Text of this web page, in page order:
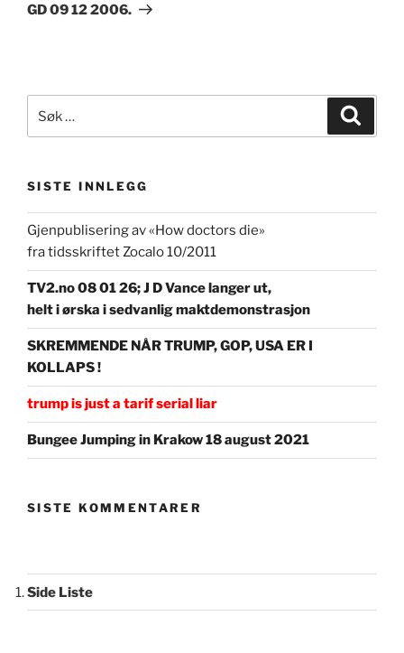
GD 09 12 2006.
etter:
SISTE INNLEGG
Gjenpublisering av «How doctors die»
fra tidsskriftet Zocalo 10/2011
TV2.no 08 01 26; J D Vance langer ut,
helt i ørska i sedvanlig maktdemonstrasjon
SKREMMENDE NÅR TRUMP, GOP, USA ER I
KOLLAPS !
trump is just a tarif serial liar
Bungee Jumping in Krakow 18 august 2021
SISTE KOMMENTARER
Side Liste